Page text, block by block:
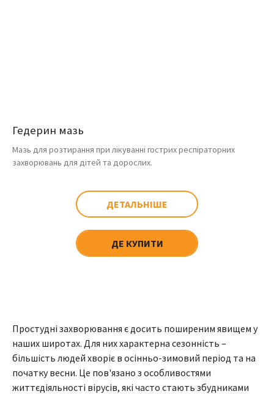
Гедерин мазь
Мазь для розтирання при лікуванні гострих респіраторних
захворювань для дітей та дорослих.
ДЕТАЛЬНІШЕ
ДЕ КУПИТИ
Простудні захворювання є досить поширеним явищем у
наших широтах. Для них характерна сезонність –
більшість людей хворіє в осінньо-зимовий період та на
початку весни. Це пов'язано з особливостями
життєдіяльності вірусів, які часто стають збудниками